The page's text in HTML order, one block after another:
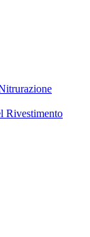
Rivestimento